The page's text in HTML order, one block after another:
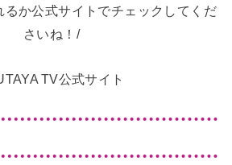
るか公式サイトでチェックしてくだ
さいね！/
TV公式サイト